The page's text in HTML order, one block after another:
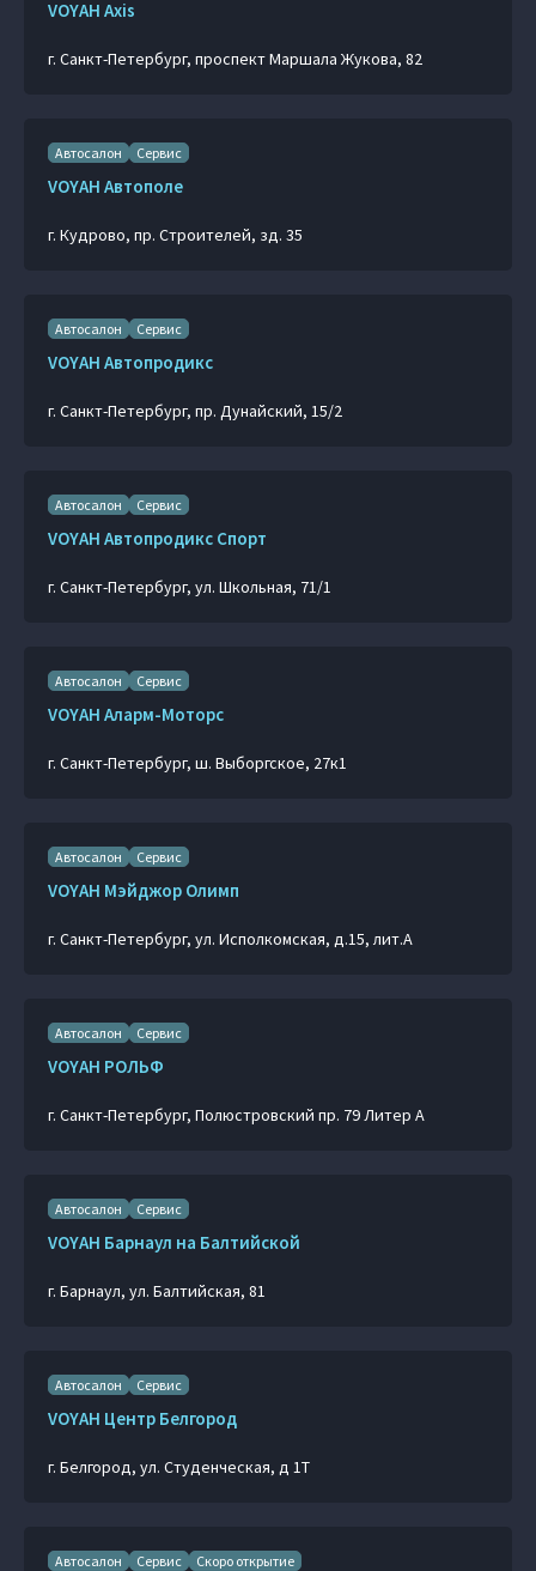
VOYAH Axis
г. Санкт-Петербург, проспект Маршала Жукова, 82
Автосалон Сервис
VOYAH Автополе
г. Кудрово, пр. Строителей, зд. 35
Автосалон Сервис
VOYAH Автопродикс
г. Санкт-Петербург, пр. Дунайский, 15/2
Автосалон Сервис
VOYAH Автопродикс Спорт
г. Санкт-Петербург, ул. Школьная, 71/1
Автосалон Сервис
VOYAH Аларм-Моторс
г. Санкт-Петербург, ш. Выборгское, 27к1
Автосалон Сервис
VOYAH Мэйджор Олимп
г. Санкт-Петербург, ул. Исполкомская, д.15, лит.А
Автосалон Сервис
VOYAH РОЛЬФ
г. Санкт-Петербург, Полюстровский пр. 79 Литер А
Автосалон Сервис
VOYAH Барнаул на Балтийской
г. Барнаул, ул. Балтийская, 81
Автосалон Сервис
VOYAH Центр Белгород
г. Белгород, ул. Студенческая, д 1Т
Автосалон Сервис Скоро открытие